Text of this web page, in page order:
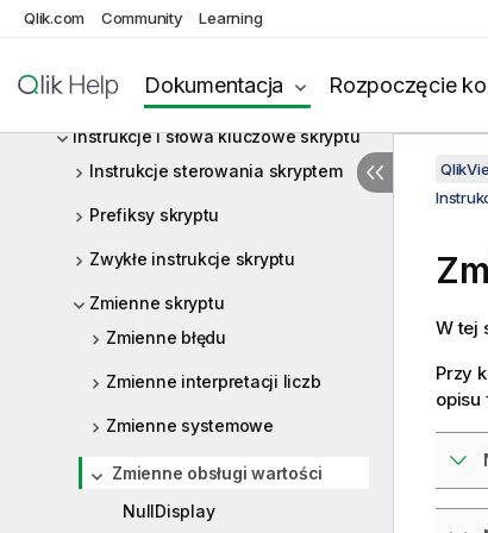
Qlik.com Community Learning
Dokumentacja Rozpoczęcie
Składnia skryptów i funkcje wykresów
Funkcje
Instrukcje i słowa kluczowe skryptu
Instrukcje sterowania skryptem
Prefiksy skryptu
Zwykłe instrukcje skryptu
Zmienne skryptu
Zmienne błędu
Zmienne interpretacji liczb
Zmienne systemowe
Zmienne obsługi wartości
NullDisplay
W tej
Przy
opisu